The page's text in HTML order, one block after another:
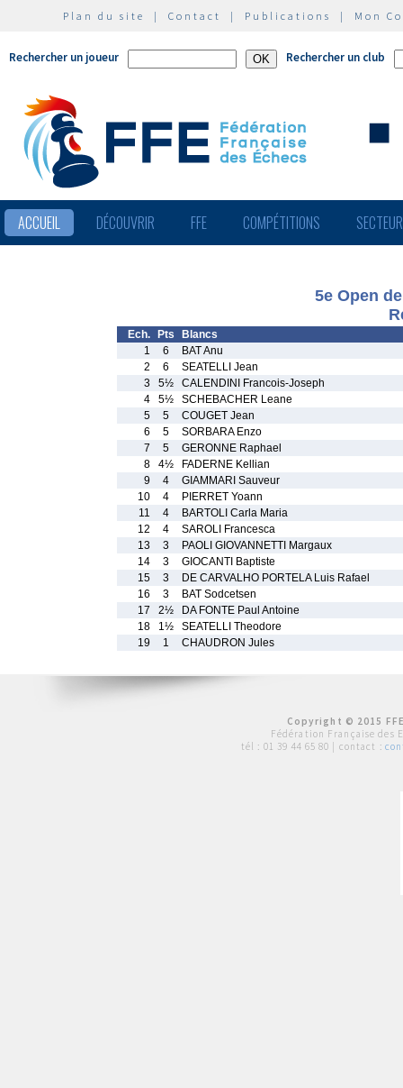
Plan du site | Contact | Publications | Mon
Rechercher un joueur Rechercher un club
ACCUEIL DÉCOUVRIR FFE COMPÉTITIONS
5e Open
Ech. Pts
Blancs
1
6
BAT Anu
2
6
SEATELLI Jean
3
5½
CALENDINI Francois-Joseph
4
5½
SCHEBACHER Leane
5
5
COUGET Jean
6
5
SORBARA Enzo
7
5
GERONNE Raphael
8
4½
FADERNE Kellian
9
4
GIAMMARI Sauveur
10
4
PIERRET Yoann
11
4
BARTOLI Carla Maria
12
4
SAROLI Francesca
13
3
PAOLI GIOVANNETTI Margaux
14
3
GIOCANTI Baptiste
15
3
DE CARVALHO PORTELA Luis Rafael
16
3
BAT Sodcetsen
17
2½
DA FONTE Paul Antoine
18
1½
SEATELLI Theodore
19
1 CHAUDRON Jules
Copyright © 2015
Fédération Française des
tél : 01 39 44 65 80 | contact :